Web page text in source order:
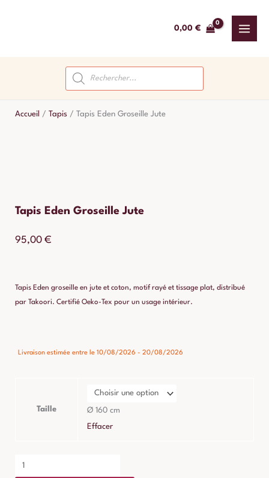
0,00 €
Recherche
de
produits
Accueil / Tapis / Tapis Eden Groseille Jute
Tapis Eden Groseille Jute
95,00 €
Tapis Eden groseille en jute et coton, motif rayé et tissage plat, distribué
par Takoori. Certifié Oeko-Tex pour un usage intérieur.
Livraison estimée entre le 10/08/2026 - 20/08/2026
Taille Ø 160 cm
Effacer
Groseille